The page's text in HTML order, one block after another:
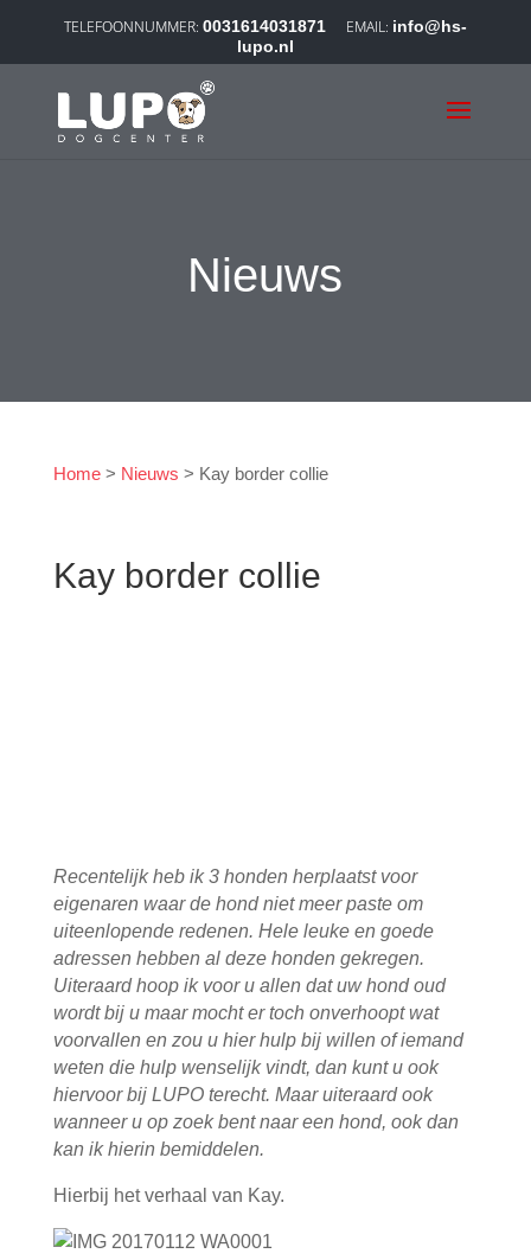
0031614031871
info@hs-
lupo.nl
Nieuws
Home> Nieuws > Kay border collie
Kay border collie
Recentelijk heb ik 3 honden herplaatst voor
eigenaren waar de hond niet meer paste om
uiteenlopende redenen. Hele leuke en goede
adressen hebben al deze honden gekregen.
Uiteraard hoop ik voor u allen dat uw hond oud
wordt bij u maar mocht er toch onverhoopt wat
voorvallen en zou u hier hulp bij willen of iemand
weten die hulp wenselijk vindt, dan kunt u ook
hiervoor bij LUPO terecht. Maar uiteraard ook
wanneer u op zoek bent naar een hond, ook dan
kan ik hierin bemiddelen.
Hierbij het verhaal van Kay.